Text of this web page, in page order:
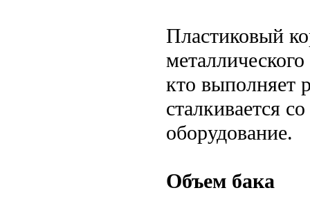
Пластиковый
кто выполняет
сталкивается
оборудование.
Объем бака